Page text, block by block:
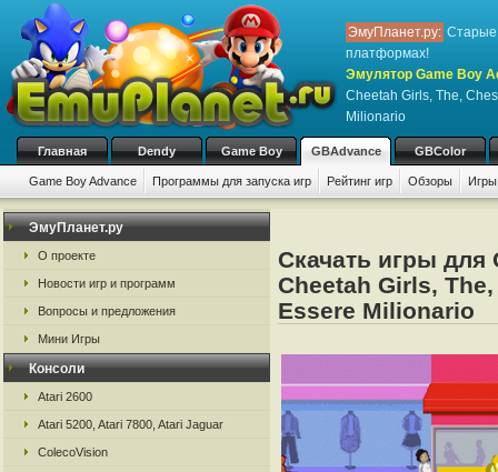
ЭмуПланет.ру: Старые
платформах!
Эмулятор Game Boy
Cheetah Girls, The,
Milionario
Главная Dendy Game Boy GBAdvance GBColor
Game Boy Advance Программы для запуска игр Рейтинг игр Обзоры
ЭмуПланет.ру
О проекте
Новости игр и программ
Вопросы и предложения
Мини Игры
Консоли
Atari 2600
Atari 5200, Atari 7800, Atari Jaguar
ColecoVision
Скачать игры для
Cheetah Girls,
Essere Milionario